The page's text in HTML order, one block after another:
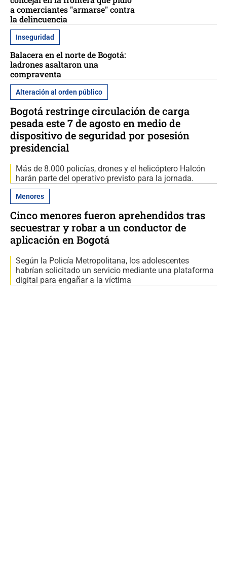
a comerciantes "armarse" contra
la delincuencia
Inseguridad
Balacera en el norte de Bogotá:
ladrones asaltaron una
compraventa
Alteración al orden público
Bogotá restringe circulación de carga
pesada este 7 de agosto en medio de
dispositivo de seguridad por posesión
presidencial
Más de 8.000 policías, drones y el helicóptero Halcón
harán parte del operativo previsto para la jornada.
Menores
Cinco menores fueron aprehendidos tras
secuestrar y robar a un conductor de
aplicación en Bogotá
Según la Policía Metropolitana, los adolescentes
habrían solicitado un servicio mediante una plataforma
digital para engañar a la víctima